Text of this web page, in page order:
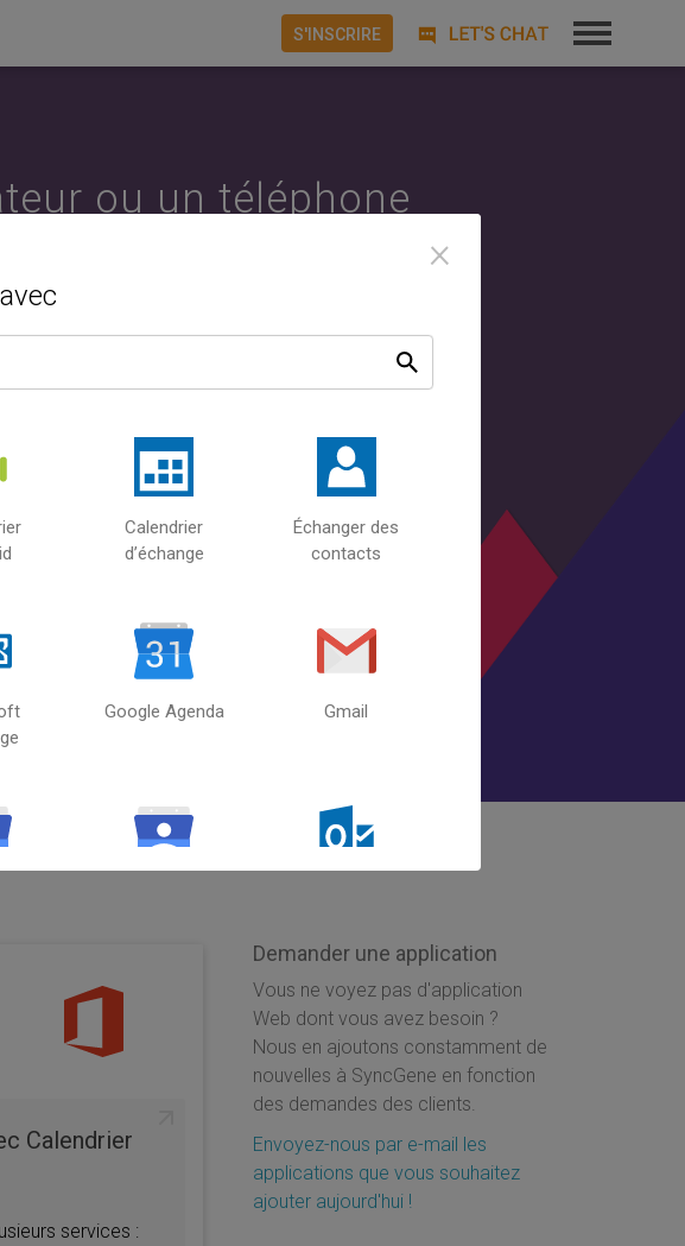
ou un téléphone
×
avec
Calendrier
d’échange
Échanger des
contacts
Google Agenda Gmail
Calendrier
services :
Demander une application
Vous ne voyez pas d'application
Web dont vous avez besoin ?
Nous en ajoutons constamment de
nouvelles à SyncGene en fonction
des demandes des clients.
Envoyez-nous par e-mail les
applications que vous souhaitez
ajouter aujourd'hui !
S'INSCRIRE